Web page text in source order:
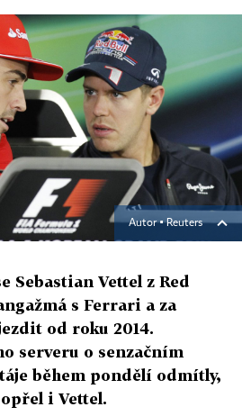
Autor ▪Reuters
Sebastian Vettel z Red
s Ferrari a za
od roku 2014.
serveru o senzačním
během pondělí odmítly,
i Vettel.